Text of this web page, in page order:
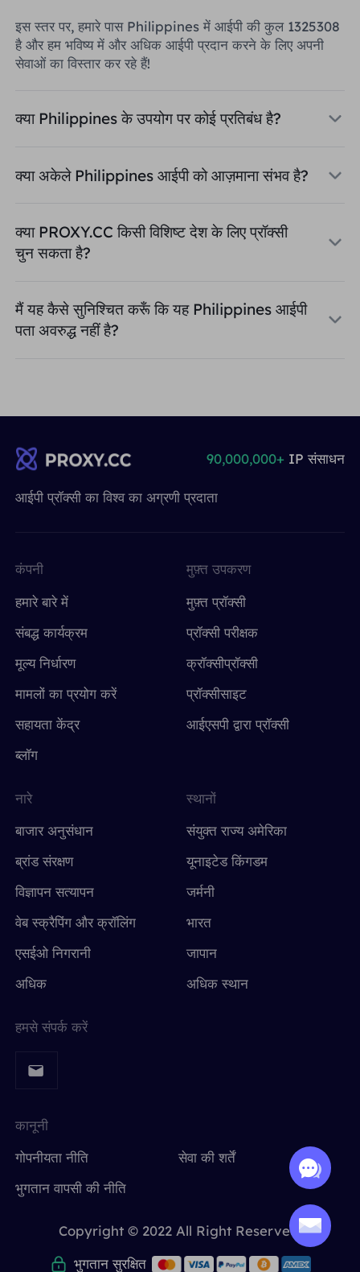
इस स्तर पर, हमारे पास Philippines में आईपी की कुल 1325308
है और हम भविष्य में और अधिक आईपी प्रदान करने के लिए अपनी
सेवाओं का विस्तार कर रहे हैं!
क्या Philippines के उपयोग पर कोई प्रतिबंध है?
क्या अकेले Philippines आईपी को आज़माना संभव है?
क्या PROXY.CC किसी विशिष्ट देश के लिए प्रॉक्सी
चुन सकता है?
मैं यह कैसे सुनिश्चित करूँ कि यह Philippines आईपी
पता अवरुद्ध नहीं है?
आईपी ​​प्रॉक्सी का विश्व का अग्रणी प्रदाता
90,000,000+ IP संसाधन
कंपनी
हमारे बारे में
संबद्ध कार्यक्रम
मूल्य निर्धारण
मामलों का प्रयोग करें
सहायता केंद्र
ब्लॉग
मुफ़्त उपकरण
मुफ़्त प्रॉक्सी
प्रॉक्सी परीक्षक
क्रॉक्सीप्रॉक्सी
प्रॉक्सीसाइट
आईएसपी द्वारा प्रॉक्सी
नारे
बाजार अनुसंधान
ब्रांड संरक्षण
विज्ञापन सत्यापन
वेब स्क्रैपिंग और क्रॉलिंग
एसईओ निगरानी
अधिक
स्थानों
संयुक्त राज्य अमेरिका
यूनाइटेड किंगडम
जर्मनी
भारत
जापान
अधिक स्थान
हमसे संपर्क करें
कानूनी
गोपनीयता नीति
सेवा की शर्तें
भुगतान वापसी की नीति
Copyright © 2022 All Right Reserved.
भुगतान सुरक्षित